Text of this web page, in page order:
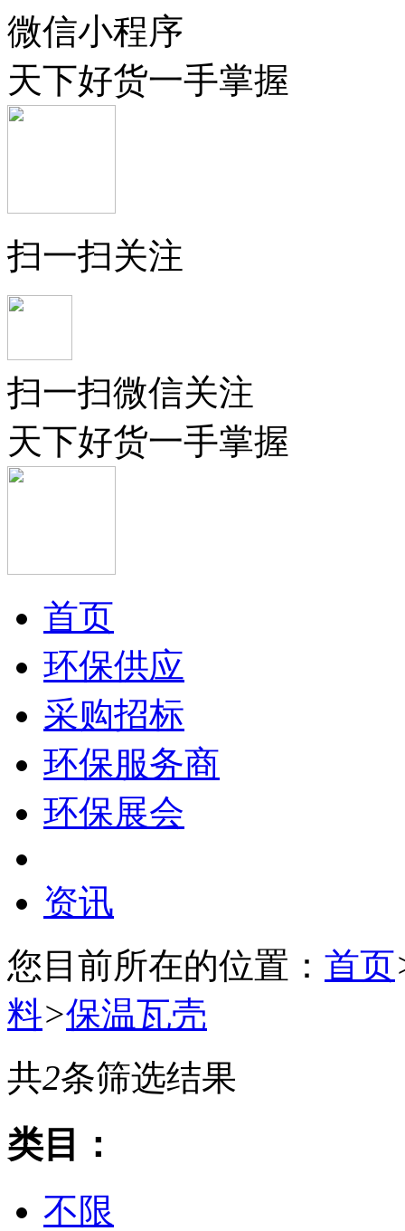
微信小程序
天下好货一手掌握
扫一扫关注
扫一扫微信关注
天下好货一手掌握
首页
环保供应
采购招标
环保服务商
环保展会
资讯
您目前所在的位置： 首页
料>保温瓦壳
共2条筛选结果
类目：
不限